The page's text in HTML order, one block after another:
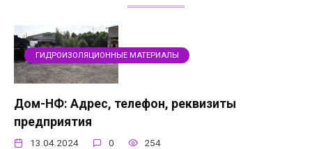
ГИДРОИЗОЛЯЦИОННЫЕ МАТЕРИАЛЫ
Дом-НФ: Адрес, телефон, реквизиты
предприятия
13.04.2024 0 254